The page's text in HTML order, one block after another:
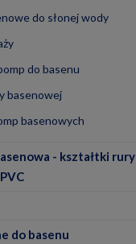
do słonej wody
do basenu
basenowej
basenowych
- kształtki rury
do basenu